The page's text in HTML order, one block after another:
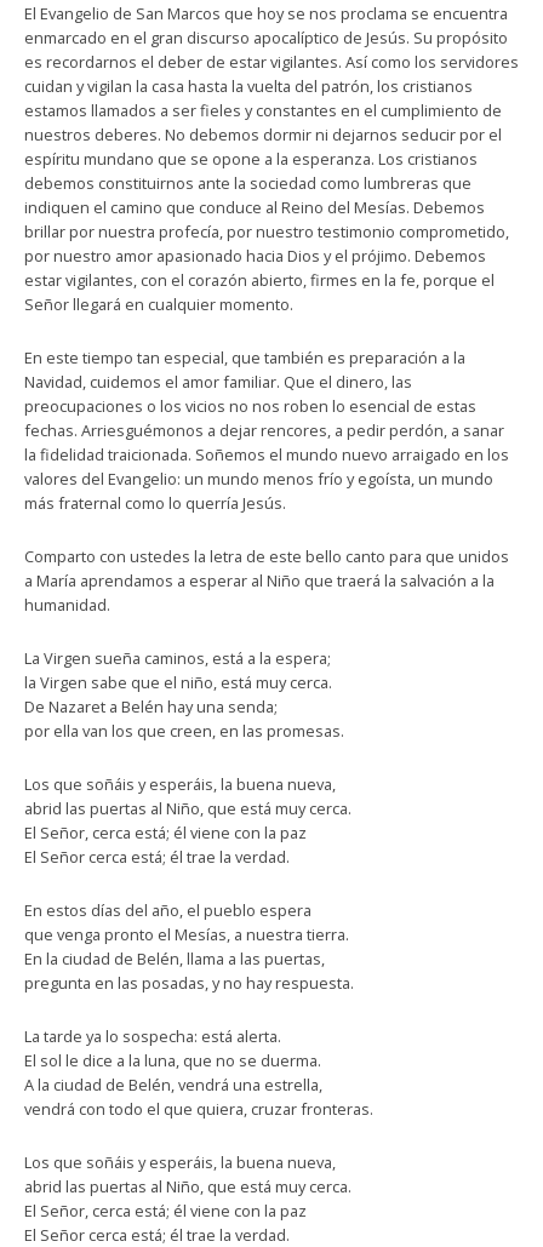
El Evangelio de San Marcos que hoy se nos proclama se encuentra
enmarcado en el gran discurso apocalíptico de Jesús. Su propósito
es recordarnos el deber de estar vigilantes. Así como los servidores
cuidan y vigilan la casa hasta la vuelta del patrón, los cristianos
estamos llamados a ser fieles y constantes en el cumplimiento de
nuestros deberes. No debemos dormir ni dejarnos seducir por el
espíritu mundano que se opone a la esperanza. Los cristianos
debemos constituirnos ante la sociedad como lumbreras que
indiquen el camino que conduce al Reino del Mesías. Debemos
brillar por nuestra profecía, por nuestro testimonio comprometido,
por nuestro amor apasionado hacia Dios y el prójimo. Debemos
estar vigilantes, con el corazón abierto, firmes en la fe, porque el
Señor llegará en cualquier momento.
En este tiempo tan especial, que también es preparación a la
Navidad, cuidemos el amor familiar. Que el dinero, las
preocupaciones o los vicios no nos roben lo esencial de estas
fechas. Arriesguémonos a dejar rencores, a pedir perdón, a sanar
la fidelidad traicionada. Soñemos el mundo nuevo arraigado en los
valores del Evangelio: un mundo menos frío y egoísta, un mundo
más fraternal como lo querría Jesús.
Comparto con ustedes la letra de este bello canto para que unidos
a María aprendamos a esperar al Niño que traerá la salvación a la
humanidad.
La Virgen sueña caminos, está a la espera;
la Virgen sabe que el niño, está muy cerca.
De Nazaret a Belén hay una senda;
por ella van los que creen, en las promesas.
Los que soñáis y esperáis, la buena nueva,
abrid las puertas al Niño, que está muy cerca.
El Señor, cerca está; él viene con la paz
El Señor cerca está; él trae la verdad.
En estos días del año, el pueblo espera
que venga pronto el Mesías, a nuestra tierra.
En la ciudad de Belén, llama a las puertas,
pregunta en las posadas, y no hay respuesta.
La tarde ya lo sospecha: está alerta.
El sol le dice a la luna, que no se duerma.
A la ciudad de Belén, vendrá una estrella,
vendrá con todo el que quiera, cruzar fronteras.
Los que soñáis y esperáis, la buena nueva,
abrid las puertas al Niño, que está muy cerca.
El Señor, cerca está; él viene con la paz
El Señor cerca está; él trae la verdad.